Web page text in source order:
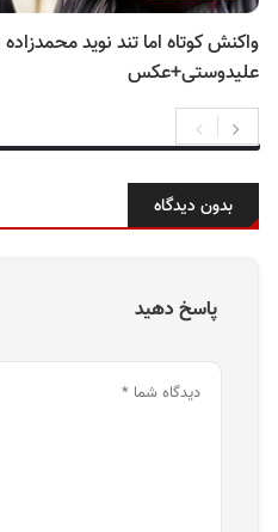
واکنش کوتاه اما تند نوید
علیدوستی+عکس
بدون دیدگاه
پاسخ دهید